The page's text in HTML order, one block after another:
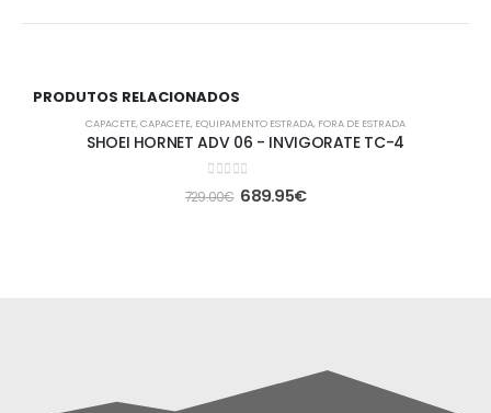
PRODUTOS RELACIONADOS
CAPACETE,CAPACETE, EQUIPAMENTO ESTRADA, FORA DE ESTRADA
SHOEI HORNET ADV 06 - INVIGORATE TC-4
0out of 5
729.00€ 689.95€